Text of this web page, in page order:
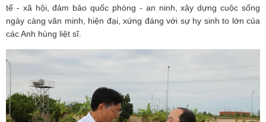
tế - xã hội, đảm bảo quốc phòng - an ninh, xây dựng cuộc sống
ngày càng văn minh, hiện đại, xứng đáng với sự hy sinh to lớn của
các Anh hùng liệt sĩ.